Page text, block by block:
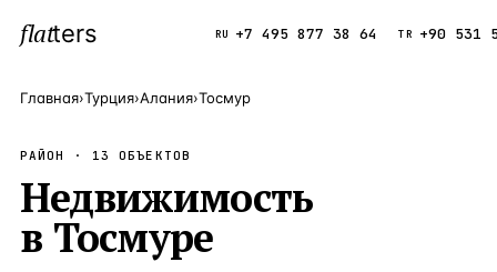
flatters RU +7 495 877 38 64 TR +90 531
ПОПУЛЯРНЫЕ НАПРАВЛЕНИЯ
Турция
Россия
Главная›Турция›Алания›Тосмур
РАЙОН · 13 ОБЪЕКТОВ
Недвижимость
в Тосмуре